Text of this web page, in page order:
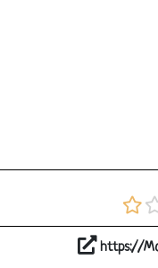
https://